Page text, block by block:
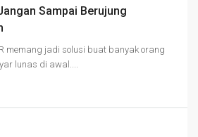
Sampai Berujung
memang jadi solusi buat banyak orang
lunas di awal....